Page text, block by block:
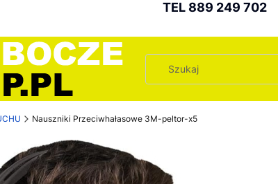
TEL 889 249 702
Nauszniki Przeciwhałasowe 3M-peltor-x5